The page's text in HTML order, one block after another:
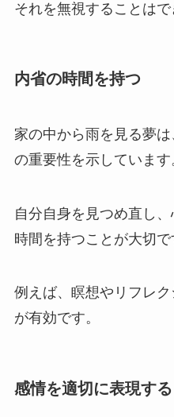
それを無視することはで
内省の時間を持つ
家の中から雨を見る夢
の重要性を示しています
自分自身を見つめ直し
時間を持つことが大切で
例えば、瞑想やリフレ
が有効です。
感情を適切に表現する